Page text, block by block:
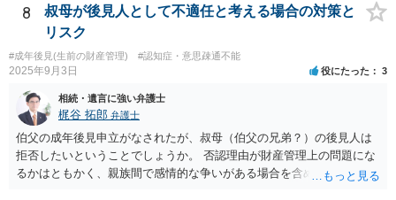
が期待できるのかも不明です。 お母様の相続が開始するまで、ご質問
主としては行動を起こす必要がないように思えますが、いかがでしょ
うか。
8
叔母が後見人として不適任と考える場合の対策と
リスク
#成年後見(生前の財産管理) #認知症・意思疎通不能
2025年9月3日 役にたった 3
相続・遺言に強い弁護士
梶谷 拓郎 弁護士
伯父の成年後見申立がなされたが、叔母（伯父の兄弟？）の後見人は
拒否したいということでしょうか。 否認理由が財産管理上の問題にな
るかはともかく、親族間で感情的な争いがある場合を含めて問題があ